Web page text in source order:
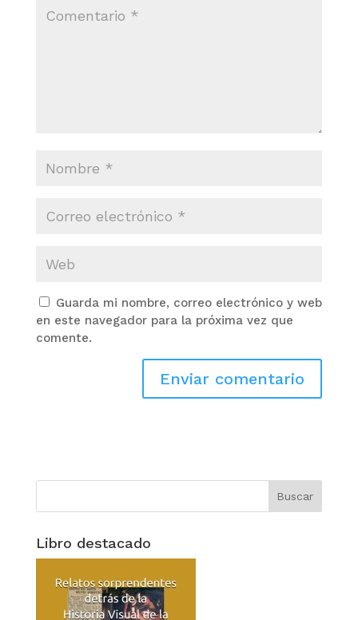
Guarda mi nombre, correo electrónico y web
en este navegador para la próxima vez que
comente.
Libro destacado